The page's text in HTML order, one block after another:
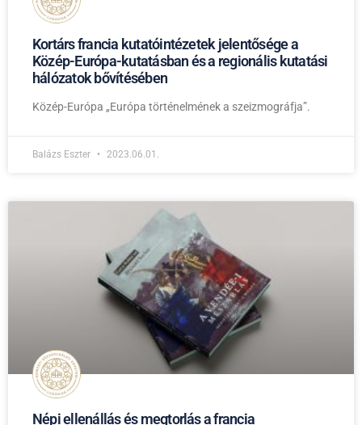
Kortárs francia kutatóintézetek jelentősége a
Közép-Európa-kutatásban és a regionális kutatási
hálózatok bővítésében
Közép-Európa „Európa történelmének a szeizmográfja”.
Balázs Eszter 2023.06.01.
Népi ellenállás és megtorlás a francia